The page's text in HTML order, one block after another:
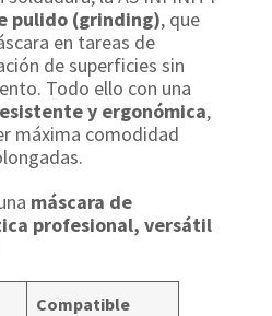
pulido (grinding), que
en tareas de
de superficies sin
Todo ello con una
y ergonómica,
máxima comodidad
máscara de
profesional, versátil
Compatible